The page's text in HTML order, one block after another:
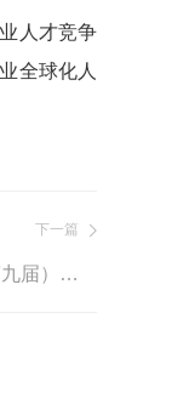
人才竞争
全球化人
下一篇
盛会预告|弘成教育将参加2023（第九届）远程与继续教育大会